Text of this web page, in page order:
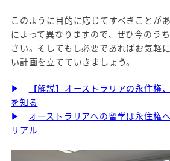
このように目的に応じてすべきことが
によって異なりますので、ぜひ今のう
さい。そしてもし必要であればお気軽
い計画を立てていきましょう。
▶
【解説】オーストラリアの永住権
を知る
▶
オーストラリアへの留学は永住権
リアル